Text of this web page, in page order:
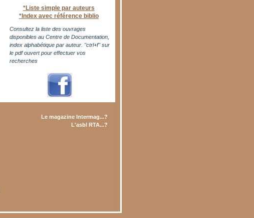
*Liste simple par auteurs
*Index avec référence biblio
Consultez la liste des ouvrages
disponibles au Centre de Documentation,
index alphabétique par auteur. "ctrl+f" sur
le pdf ouvert pour effectuer vos
recherches
Le magazine Intermag...?
L'asbl RTA...?